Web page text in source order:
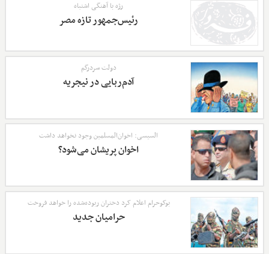
رژه با آهنگی اشتباه
رئیس‌جمهور تازه مصر
دولت سردرگم
آدم‌ربایی در نیجریه
السیسی: اخوان‌المسلمین وجود نخواهد داشت
اخوان پریشان می‌شود؟
بوکو‌حرام اعلام کرد دختران ربوده‌شده را خواهد فروخت
حرامیان جدید